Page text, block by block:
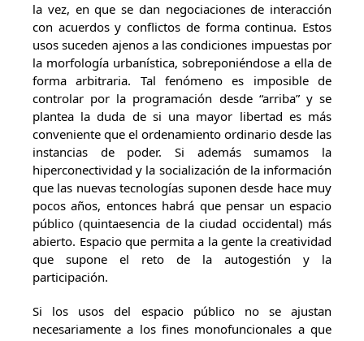
la vez, en que se dan negociaciones de interacción
con acuerdos y conflictos de forma continua. Estos
usos suceden ajenos a las condiciones impuestas por
la morfología urbanística, sobreponiéndose a ella de
forma arbitraria. Tal fenómeno es imposible de
controlar por la programación desde “arriba” y se
plantea la duda de si una mayor libertad es más
conveniente que el ordenamiento ordinario desde las
instancias de poder. Si además sumamos la
hiperconectividad y la socialización de la información
que las nuevas tecnologías suponen desde hace muy
pocos años, entonces habrá que pensar un espacio
público (quintaesencia de la ciudad occidental) más
abierto. Espacio que permita a la gente la creatividad
que supone el reto de la autogestión y la
participación.
Si los usos del espacio público no se ajustan
necesariamente a los fines monofuncionales a que